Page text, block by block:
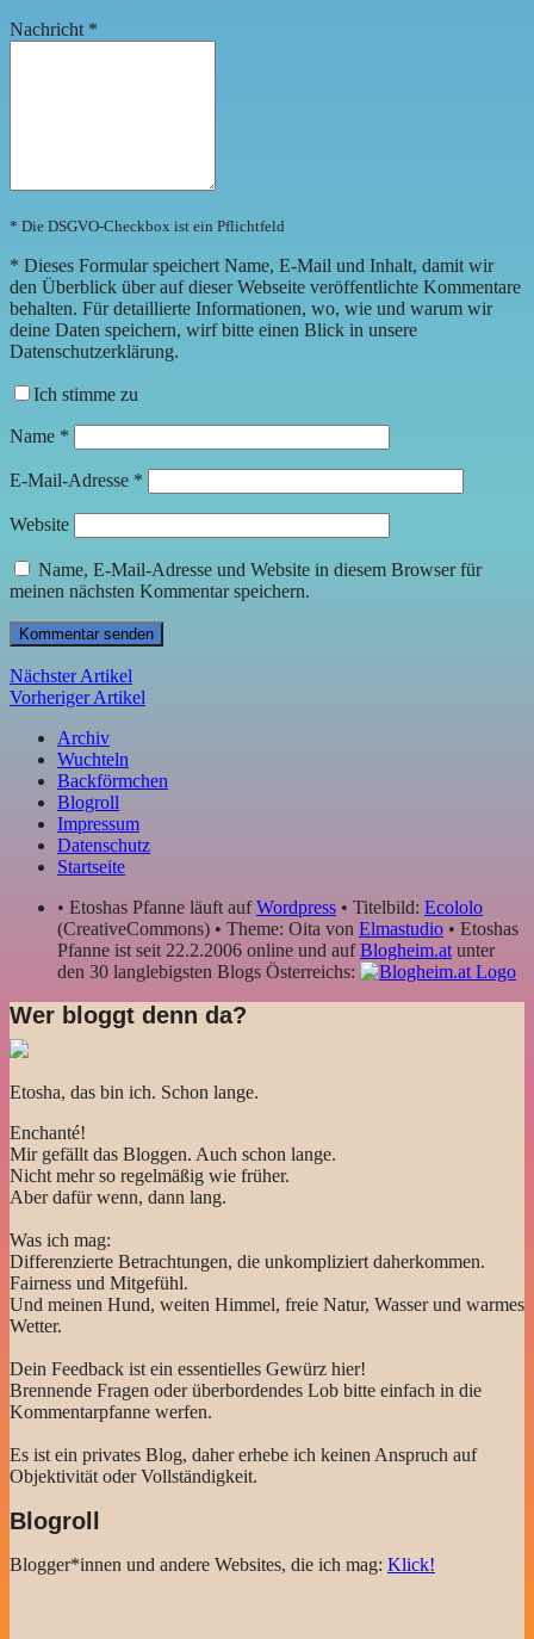
Nachricht *
* Die DSGVO-Checkbox ist ein Pflichtfeld
* Dieses Formular speichert Name, E-Mail und Inhalt, damit wir
den Überblick über auf dieser Webseite veröffentlichte Kommentare
behalten. Für detaillierte Informationen, wo, wie und warum wir
deine Daten speichern, wirf bitte einen Blick in unsere
Datenschutzerklärung.
Ich stimme zu
Name *
E-Mail-Adresse *
Website
Name, E-Mail-Adresse und Website in diesem Browser für
meinen nächsten Kommentar speichern.
Nächster Artikel
Vorheriger Artikel
Archiv
Wuchteln
Backförmchen
Blogroll
Impressum
Datenschutz
Startseite
• Etoshas Pfanne läuft aufWordpress • Titelbild: Ecololo
(CreativeCommons) • Theme: Oita von Elmastudio • Etoshas
Pfanne ist seit 22.2.2006 online und aufBlogheim.at unter
den 30 langlebigsten Blogs Österreichs:
Wer bloggt denn da?
Etosha, das bin ich. Schon lange.
Enchanté!
Mir gefällt das Bloggen. Auch schon lange.
Nicht mehr so regelmäßig wie früher.
Aber dafür wenn, dann lang.
Was ich mag:
Differenzierte Betrachtungen, die unkompliziert daherkommen.
Fairness und Mitgefühl.
Und meinen Hund, weiten Himmel, freie Natur, Wasser und warmes
Wetter.
Dein Feedback ist ein essentielles Gewürz hier!
Brennende Fragen oder überbordendes Lob bitte einfach in die
Kommentarpfanne werfen.
Es ist ein privates Blog, daher erhebe ich keinen Anspruch auf
Objektivität oder Vollständigkeit.
Blogroll
Blogger*innen und andere Websites, die ich mag: Klick!